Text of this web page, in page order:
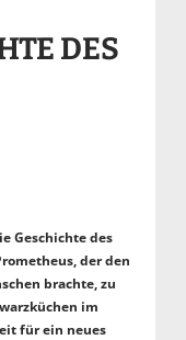
DES
Geschichte des
der den
brachte, zu
im
für ein neues